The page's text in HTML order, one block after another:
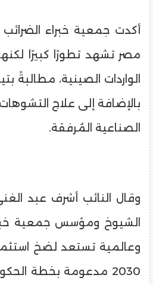
أكدت جمعية خبراء
مصر تشهد تطورًا كبيرًا
الواردات الصينية، مطالبةً
بالإضافة إلى علاج
الصناعية المُرفقة.
وقال النائب أشرف عبد
الشيوخ ومؤسس جمعية
2030 مدعومة بخطة